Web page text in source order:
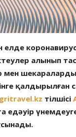
елде
алынып
мен
қалдырылған
тілшісі
едәуір